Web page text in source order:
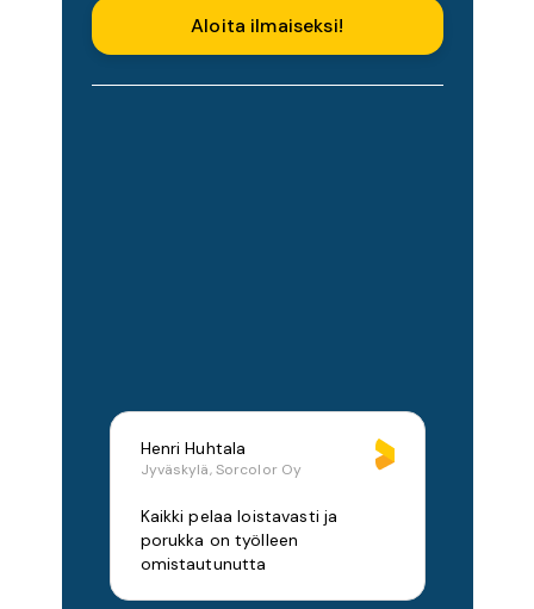
Aloita ilmaiseksi!
Henri Huhtala
Jyväskylä, Sorcolor Oy
Kaikki pelaa loistavasti ja
porukka on työlleen
omistautunutta